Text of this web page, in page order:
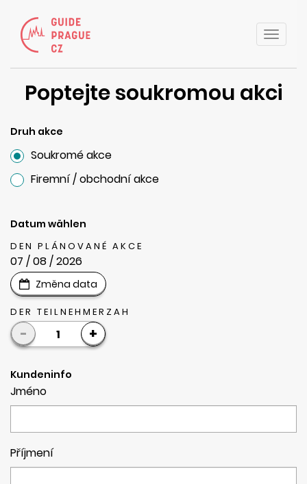
Toggle
Poptejte soukromou akci
Druh akce
Soukromé akce
Firemní / obchodní akce
Datum wählen
DEN PLÁNOVANÉ AKCE
07 / 08 / 2026
Změna data
DER TEILNEHMERZAH
- 1 +
Kundeninfo
Jméno
Příjmení